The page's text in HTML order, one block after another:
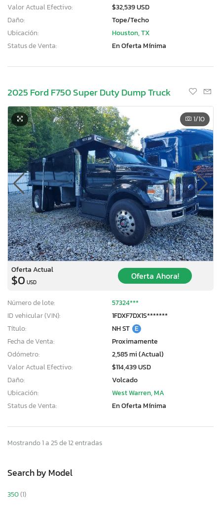
Valor Actual Efectivo:
$32,539 USD
Daño:
Tope/Techo
Ubicación:
Houston, TX
Status de Venta:
En Oferta Mínima
2025 Ford F750 Super Duty Dump Truck
1/10
Oferta Actual
$0 USD
Oferta Ahora!
Número de lote:
57324***
ID vehicular (VIN):
1FDXF7DX1S*******
Título:
NH ST E
Fecha de Venta:
Proximamente
Odómetro:
2,585 mi (Actual)
Valor Actual Efectivo:
$114,439 USD
Daño:
Volcado
Ubicación:
West Warren, MA
Status de Venta:
En Oferta Mínima
Mostrando 1 a 25 de 12 entradas
Search by Model
350(1)